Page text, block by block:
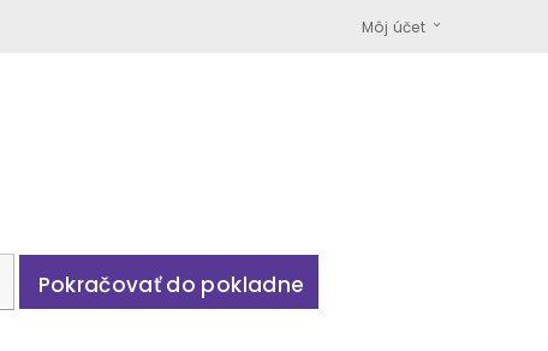
Môj účet
Pokračovať do pokladne